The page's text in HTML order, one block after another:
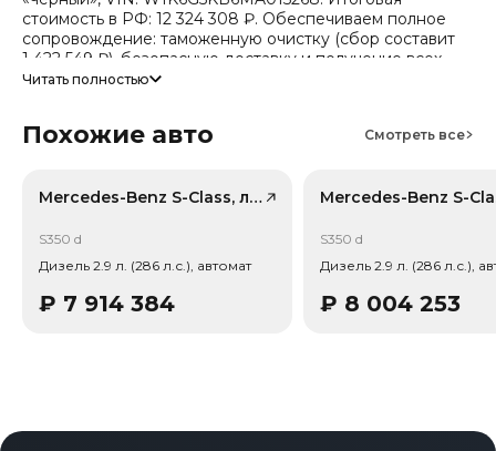
стоимость в РФ: 12 324 308 ₽. Обеспечиваем полное
сопровождение: таможенную очистку (сбор составит
1 422 549 ₽), безопасную доставку и получение всех
документов.
уточняйте при обращении. Гарантируем полную
автомобиль» (эко-стандарт Китай VI), поддержка
Задний привод (RWD). Также по паспорту
комплектации: Тип энергии: Мягкий гибрид (Mild-hybrid
48V), Трансмиссия: 9-ст. автомат (AT, Tiptronic), Тип
очистки (PM2.5), Очиститель воздуха, Раздельный
Читать полностью
Похожие авто Смотреть все
Mercedes-Benz S-Class, лот 42005661
S350 d
Дизель 2.9 л. (286 л.с.), автомат
₽ 7 914 384
S350 d
Дизель 2.9 л. (286 л.с.),
₽ 8 004 253